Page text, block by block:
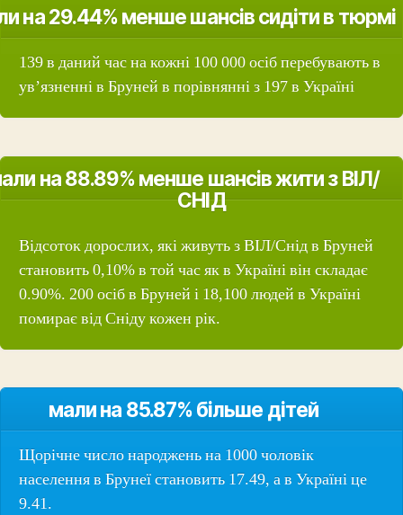
на 29.44% менше шансів сидіти в тюрмі
139 в даний час на кожні 100 000 осіб перебувають в
ув’язненні в Бруней в порівнянні з 197 в Україні
на 88.89% менше шансів жити з ВІЛ/
СНІД
Відсоток дорослих, які живуть з ВІЛ/Снід в Бруней
становить 0,10% в той час як в Україні він складає
0.90%. 200 осіб в Бруней і 18,100 людей в Україні
помирає від Сніду кожен рік.
мали на 85.87% більше дітей
Щорічне число народжень на 1000 чоловік
населення в Брунеї становить 17.49, а в Україні це
9.41.